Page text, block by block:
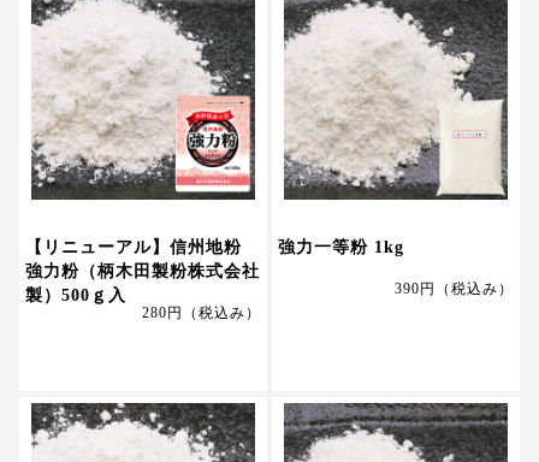
【リニューアル】信州地粉
強力粉（柄木田製粉株式会社
製）500ｇ入
280円 （税込み）
強力一等粉 1kg
390円 （税込み）